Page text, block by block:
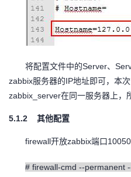
将配置文件中的Server、
zabbix服务器的IP地址即可，本
zabbix_server在同一服务器上，
5.1.2 其他配置
firewall开放zabbix端口10050
# firewall-cmd --permanent